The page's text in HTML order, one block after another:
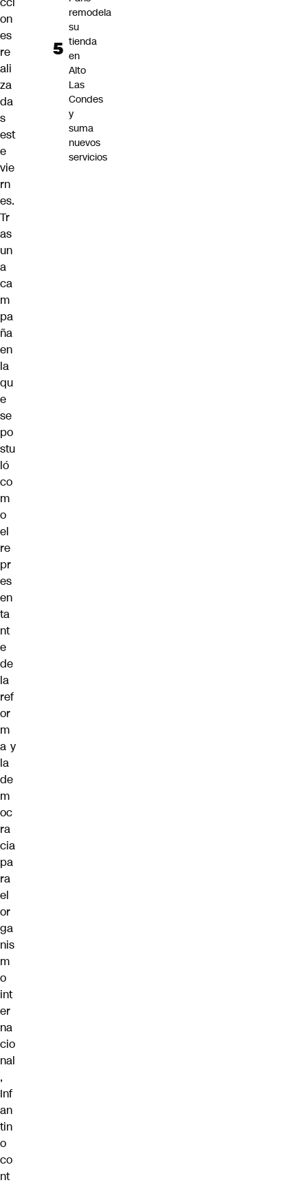
on
es
re
ali
za
da
s
est
e
vie
rn
es.
Tr
as
un
a
ca
m
pa
ña
en
la
qu
e
se
po
stu
ló
co
m
o
el
re
pr
es
en
ta
nt
e
de
la
ref
or
m
a y
la
de
m
oc
ra
cia
pa
ra
el
or
ga
nis
m
o
int
er
na
cio
nal
,
Inf
an
tin
o
co
nt
remodela
su
tienda
en
Alto
Las
Condes
y
suma
nuevos
servicios